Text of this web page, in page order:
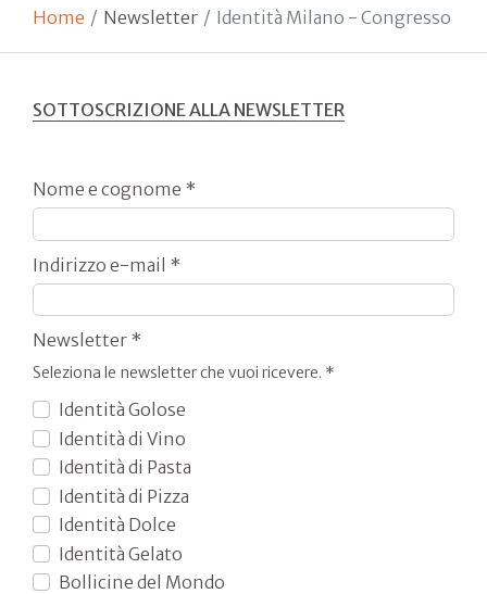
Home Newsletter Identità Milano - Congresso
SOTTOSCRIZIONE ALLA NEWSLETTER
Nome e cognome *
Indirizzo e-mail *
Newsletter *
Seleziona le newsletter che vuoi ricevere. *
Identità Golose
Identità di Vino
Identità di Pasta
Identità di Pizza
Identità Dolce
Identità Gelato
Bollicine del Mondo